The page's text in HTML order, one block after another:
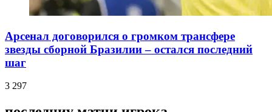
Арсенал договорился о громком трансфере
звезды сборной Бразилии – остался последний
шаг
3 297